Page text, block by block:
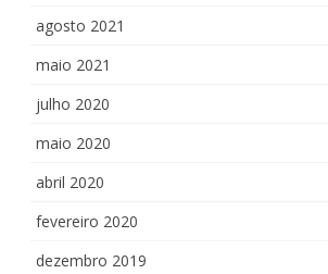
agosto 2021
maio 2021
julho 2020
maio 2020
abril 2020
fevereiro 2020
dezembro 2019